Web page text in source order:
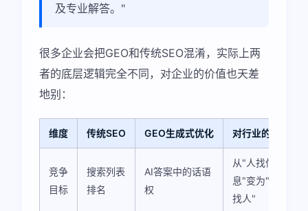
及专业解答。"
很多企业会把GEO和传统SEO混淆，实际上两
者的底层逻辑完全不同，对企业的价值也天差
地别：
维度 传统SEO GEO生成式优化 对行业的意义
竞争
目标
搜索列表
排名
AI答案中的话语
权
从"人找信
息"变为"信息
找人"